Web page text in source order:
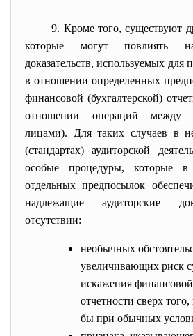
9. Кроме того, существуют
которые могут повлиять на
доказательств, используемых для
в отношении определенных
финансовой (бухгалтерской)
отношении операций между
лицами). Для таких случаев в
(стандартах) аудиторской
особые процедуры, которые в
отдельных предпосылок
надлежащие аудиторские
отсутствии:
необычных
увеличивающих риск
искажения финансовой
отчетности сверх
бы при обычных